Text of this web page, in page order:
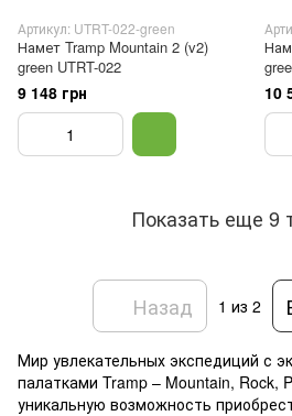
Артикул: UTRT-022-green
Намет Tramp Mountain 2 (v2)
green UTRT-022
9 148 грн 10
Показать еще 9
Назад 1 из 2
Мир увлекательных экспедиций с
палатками Tramp – Mountain, Rock,
уникальную возможность